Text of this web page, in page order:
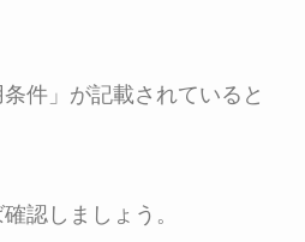
件」が記載されていると
認しましょう。